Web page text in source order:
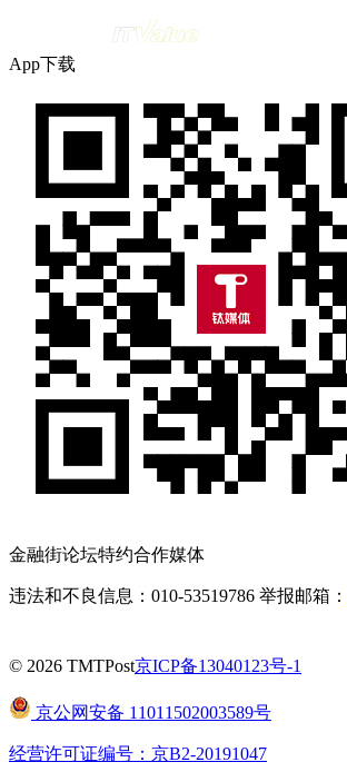
App下载
金融街论坛特约合作媒体
违法和不良信息：010-53519786 举报邮箱：
© 2026 TMTPost京ICP备13040123号-1
京公网安备 11011502003589号
经营许可证编号：京B2-20191047